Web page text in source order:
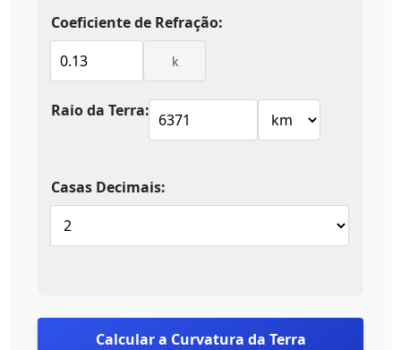
Coeficiente de Refração:
k
Raio da Terra:
Casas Decimais:
Calcular a Curvatura da Terra